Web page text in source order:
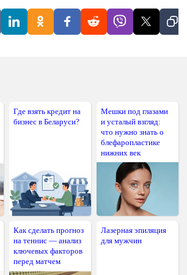
Где взять кредит на
бизнес в Беларуси?
Мешки под глазами
и усталый взгляд:
что нужно знать о
блефаропластике
нижних век
Как сделать прогноз
на теннис — анализ
ключевых факторов
перед матчем
Лазерная эпиляция
для мужчин